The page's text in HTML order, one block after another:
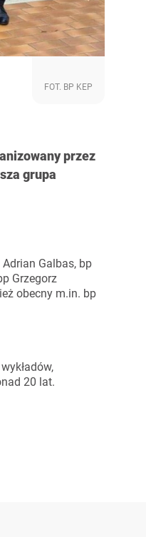
przez
grupa
FOT. BP KEP
Galbas, bp
Grzegorz
obecny m.in. bp
20 lat.